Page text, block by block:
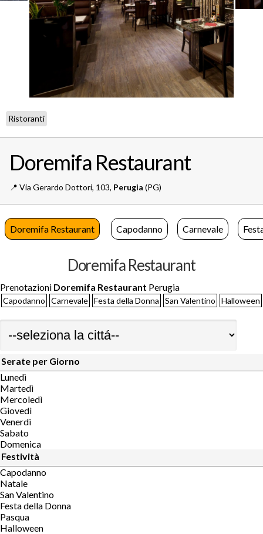
Ristoranti
Doremifa Restaurant
📍️ Via Gerardo Dottori, 103, Perugia (PG)
Doremifa Restaurant Capodanno Carnevale
Doremifa Restaurant
Prenotazioni Doremifa Restaurant Perugia
Capodanno Carnevale Festa della Donna San Valentino Halloween
Serate per Giorno
Lunedì
Martedì
Mercoledì
Giovedì
Venerdì
Sabato
Domenica
Festività
Capodanno
Natale
San Valentino
Festa della Donna
Pasqua
Halloween